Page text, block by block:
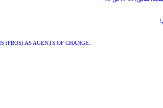
(FBOS) AS AGENTS OF CHANGE